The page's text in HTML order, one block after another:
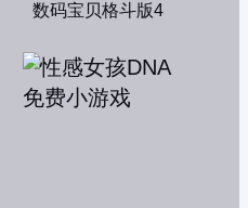
数码宝贝格斗版4